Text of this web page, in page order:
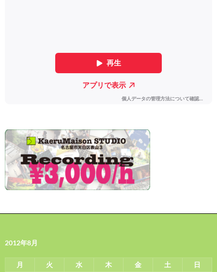
2012年8月
月 火 水 木 金 土 日